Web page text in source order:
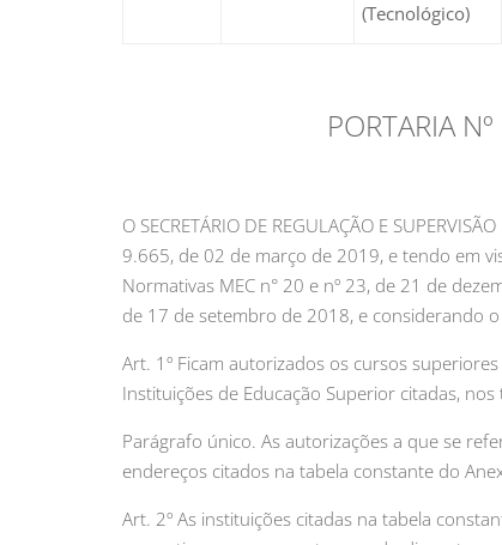
(Tecnológico)
PORTARIA
O SECRETÁRIO DE REGULAÇÃO E
9.665, de 02 de março de 2019, e tendo em
Normativas MEC n° 20 e nº 23, de 21 de
de 17 de setembro de 2018, e considerando
Art. 1º Ficam autorizados os cursos
Instituições de Educação Superior citadas,
Parágrafo único. As autorizações a que se
endereços citados na tabela constante do
Art. 2º As instituições citadas na tabela